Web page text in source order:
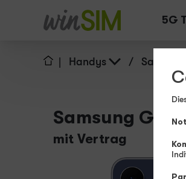
| Handys / Samsung
Samsung
mit Vertrag